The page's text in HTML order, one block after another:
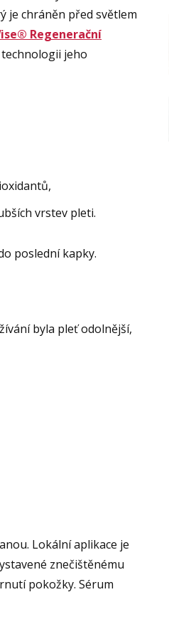
je chráněn před světlem
Regenerační
jeho
vrstev pleti.
poslední kapky.
byla pleť odolnější,
Lokální aplikace je
znečištěnému
pokožky. Sérum